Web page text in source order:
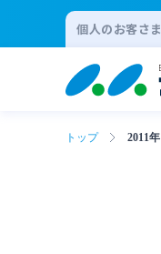
個人のお客さま
トップ 2011年